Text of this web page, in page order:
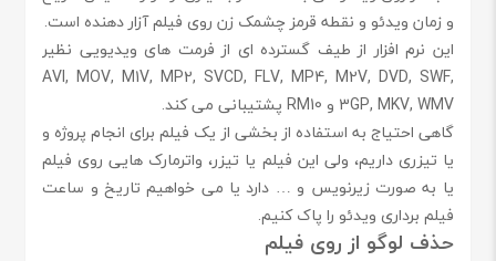
و زمان ویدئو و نقطه قرمز چشمک زن روی فیلم آزار دهنده است.
این نرم افزار از طیف گسترده ای از فرمت های ویدیویی نظیر
AVI, MOV, M1V, MP2, SVCD, FLV, MP4, M2V, DVD, SWF,
3GP, MKV, WMV و RM10 پشتیبانی می کند.
گاهی احتیاج به استفاده از بخشی از یک فیلم برای انجام پروژه و
یا تیزری داریم، ولی این فیلم یا تیزر، واترمارک هایی روی فیلم
یا به صورت زیرنویس و … دارد یا می خواهیم تاریخ و ساعت
فیلم برداری ویدئو را پاک کنیم.
حذف لوگو از روی فیلم